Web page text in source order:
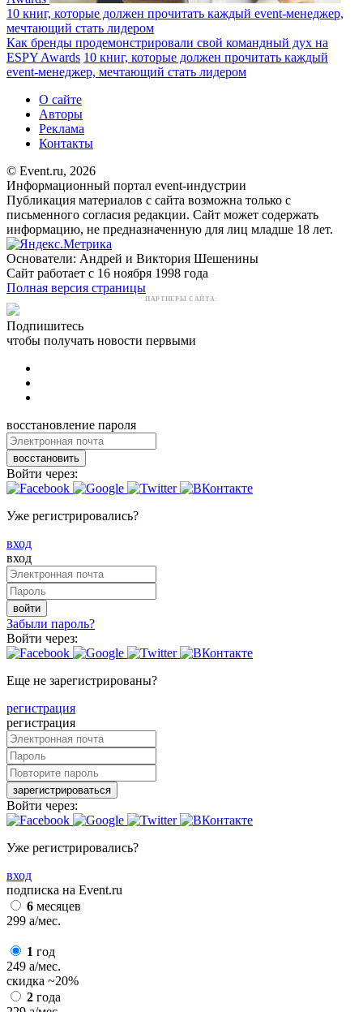
10 книг, которые должен прочитать каждый event-менеджер,
мечтающий стать лидером
Как бренды продемонстрировали свой командный дух на
ESPY Awards 10 книг, которые должен прочитать каждый
event-менеджер, мечтающий стать лидером
О сайте
Авторы
Реклама
Контакты
© Event.ru, 2026
Информационный портал event-индустрии
Публикация материалов с сайта возможна только с
письменного согласия редакции. Сайт может содержать
информацию, не предназначенную для лиц младше 18 лет.
Основатели: Андрей и Виктория Шешенины
Сайт работает с 16 ноября 1998 года
Полная версия страницы
ПАРТНЕРЫ САЙТА:
Подпишитесь
чтобы получать новости первыми
восстановление пароля
восстановить
Войти через:
Уже регистрировались?
вход
вход
войти
Забыли пароль?
Войти через:
Еще не зарегистрированы?
регистрация
регистрация
зарегистрироваться
Войти через:
Уже регистрировались?
вход
подписка на Event.ru
6 месяцев
299 a/мес.
1 год
249 a/мес.
скидка ~20%
2 года